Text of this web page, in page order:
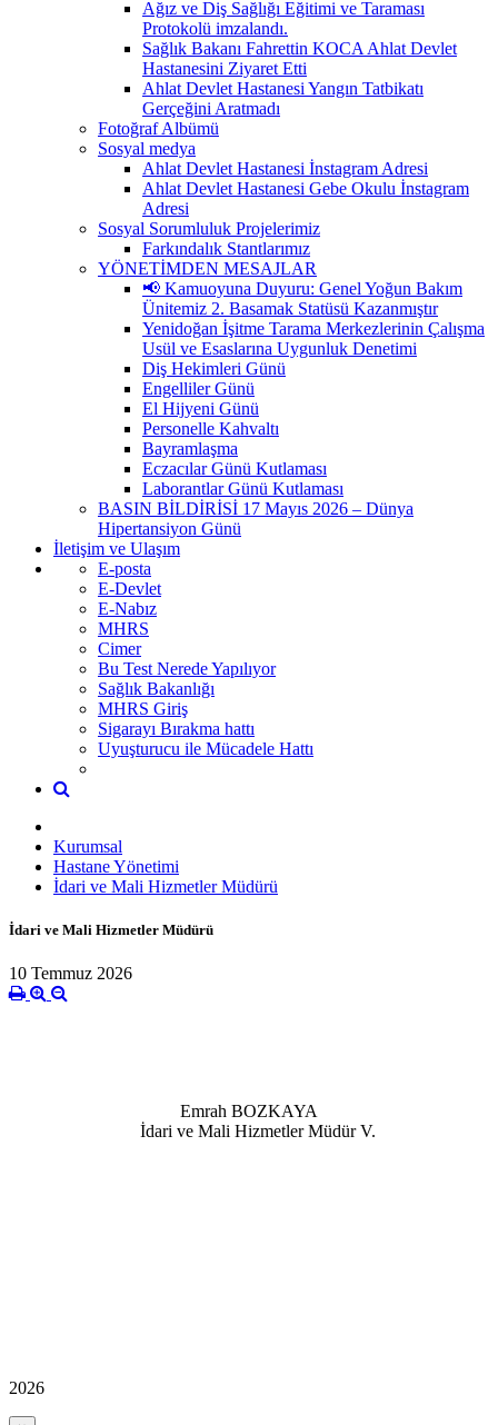
Ağız ve Diş Sağlığı Eğitimi ve Taraması
Protokolü imzalandı.
Sağlık Bakanı Fahrettin KOCA Ahlat Devlet
Hastanesini Ziyaret Etti
Ahlat Devlet Hastanesi Yangın Tatbikatı
Gerçeğini Aratmadı
Fotoğraf Albümü
Sosyal medya
Ahlat Devlet Hastanesi İnstagram Adresi
Ahlat Devlet Hastanesi Gebe Okulu İnstagram
Adresi
Sosyal Sorumluluk Projelerimiz
Farkındalık Stantlarımız
YÖNETİMDEN MESAJLAR
📢 Kamuoyuna Duyuru: Genel Yoğun Bakım
Ünitemiz 2. Basamak Statüsü Kazanmıştır
Yenidoğan İşitme Tarama Merkezlerinin Çalışma
Usül ve Esaslarına Uygunluk Denetimi
Diş Hekimleri Günü
Engelliler Günü
El Hijyeni Günü
Personelle Kahvaltı
Bayramlaşma
Eczacılar Günü Kutlaması
Laborantlar Günü Kutlaması
BASIN BİLDİRİSİ 17 Mayıs 2026 – Dünya
Hipertansiyon Günü
İletişim ve Ulaşım
E-posta
E-Devlet
E-Nabız
MHRS
Cimer
Bu Test Nerede Yapılıyor
Sağlık Bakanlığı
MHRS Giriş
Sigarayı Bırakma hattı
Uyuşturucu ile Mücadele Hattı
Kurumsal
Hastane Yönetimi
İdari ve Mali Hizmetler Müdürü
İdari ve Mali Hizmetler Müdürü
10 Temmuz 2026
Emrah BOZKAYA
İdari ve Mali Hizmetler Müdür V.
2026